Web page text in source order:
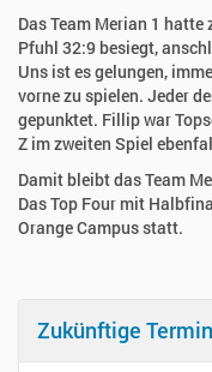
Das Team Merian 1
Pfuhl 32:9 besiegt,
Uns ist es gelungen,
vorne zu spielen. Jeder
gepunktet. Fillip war
Z im zweiten Spiel
Damit bleibt das Team
Das Top Four mit
Orange Campus statt.
Zukünftige